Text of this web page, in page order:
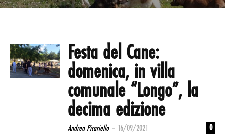
Festa del Cane:
domenica, in villa
comunale “Longo”, la
decima edizione
Andrea Picariello - 16/09/2021 0